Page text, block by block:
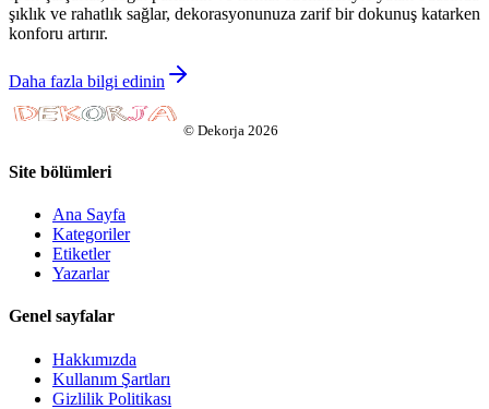
şıklık ve rahatlık sağlar, dekorasyonunuza zarif bir dokunuş katarken
konforu artırır.
Daha fazla bilgi edinin
© Dekorja 2026
Site bölümleri
Ana Sayfa
Kategoriler
Etiketler
Yazarlar
Genel sayfalar
Hakkımızda
Kullanım Şartları
Gizlilik Politikası